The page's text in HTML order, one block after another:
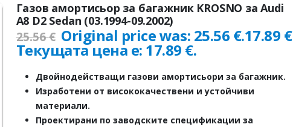
Газов амортисьор за багажник KROSNO за Audi
A8 D2 Sedan (03.1994-09.2002)
25.56€ Original price was: 25.56 €.17.89 €
Текущата цена е: 17.89 €.
Двойнодействащи газови амортисьори за багажник.
Изработени от висококачествени и устойчиви
материали.
Проектирани по заводските спецификации за